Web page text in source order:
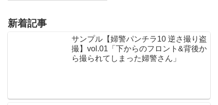
新着記事
サンプル【婦警パンチラ10 逆さ撮り盗
撮】vol.01「下からのフロント&背後か
ら撮られてしまった婦警さん」